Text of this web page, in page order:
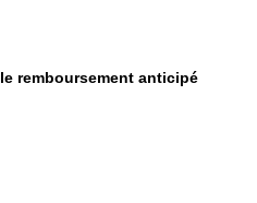
remboursement anticipé